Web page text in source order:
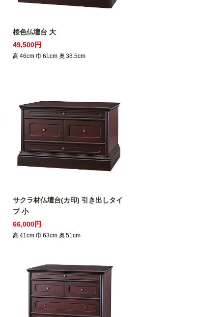
桜色仏壇台 大
49,500円
高46cm 巾 61cm 奥38.5cm
サクラ材仏壇台(カ印) 引き出しタイ
プ 小
66,000円
高41cm 巾 63cm 奥51cm